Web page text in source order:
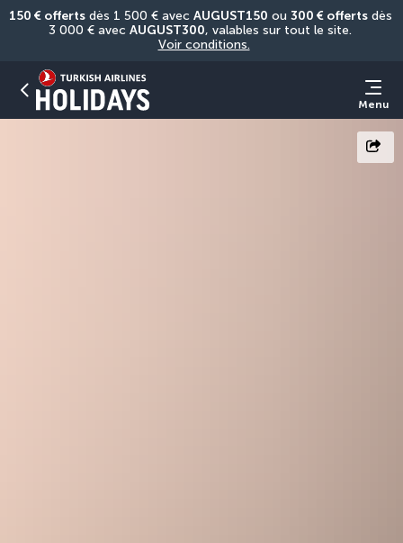
150 € offerts dès 1 500 € avec AUGUST150 ou 300 € offerts dès
3 000 € avec AUGUST300
Voir conditions.
Menu